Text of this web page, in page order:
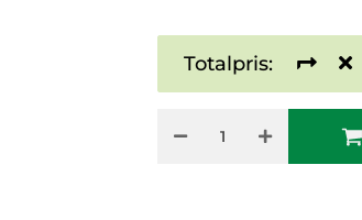
Totalpris: